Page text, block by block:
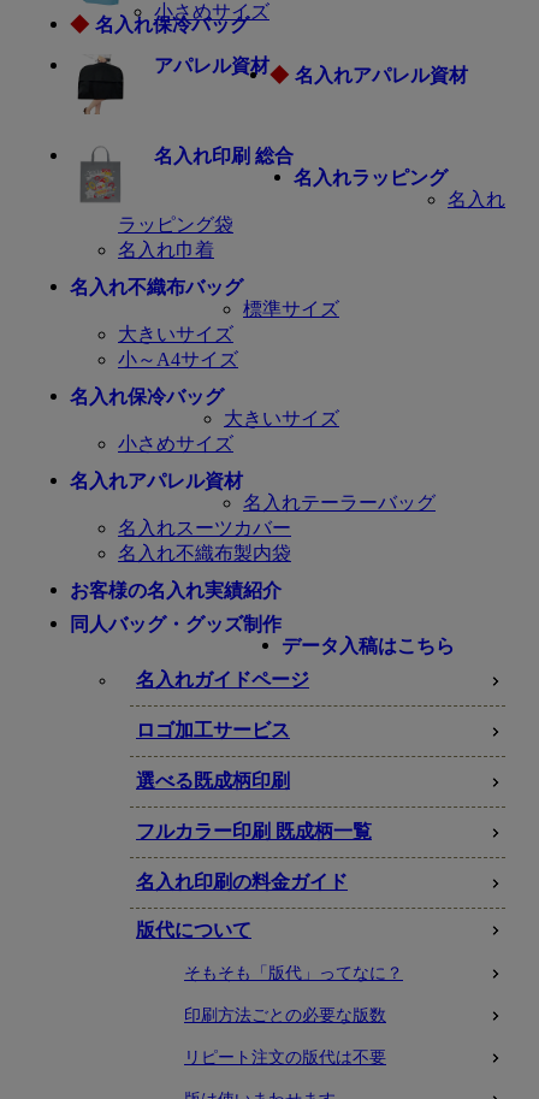
小さめサイズ
◆ 名入れ保冷バッグ
アパレル資材◆ 名入れアパレル資材
名入れ印刷 総合
名入れラッピング
名入れ
ラッピング袋
名入れ巾着
名入れ不織布バッグ
標準サイズ
大きいサイズ
小～A4サイズ
名入れ保冷バッグ
大きいサイズ
小さめサイズ
名入れアパレル資材
名入れテーラーバッグ
名入れスーツカバー
名入れ不織布製内袋
お客様の名入れ実績紹介
同人バッグ・グッズ制作
データ入稿はこちら
名入れガイドページ
ロゴ加工サービス
選べる既成柄印刷
フルカラー印刷 既成柄一覧
名入れ印刷の料金ガイド
版代について
そもそも「版代」ってなに？
印刷方法ごとの必要な版数
リピート注文の版代は不要